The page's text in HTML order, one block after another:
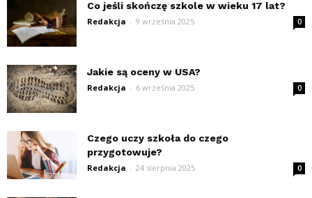
Co jeśli skończę szkole w wieku 17 lat?
Redakcja - 9 września 2025 0
Jakie są oceny w USA?
Redakcja - 6 września 2025 0
Czego uczy szkoła do czego
przygotowuje?
Redakcja - 24 sierpnia 2025 0